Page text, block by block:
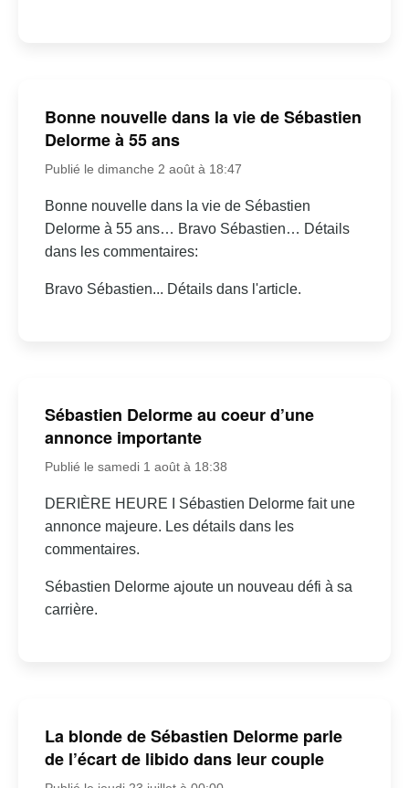
Bonne nouvelle dans la vie de Sébastien
Delorme à 55 ans
Publié le dimanche 2 août à 18:47
Bonne nouvelle dans la vie de Sébastien
Delorme à 55 ans… Bravo Sébastien… Détails
dans les commentaires:
Bravo Sébastien... Détails dans l'article.
Sébastien Delorme au coeur d’une
annonce importante
Publié le samedi 1 août à 18:38
DERIÈRE HEURE I Sébastien Delorme fait une
annonce majeure. Les détails dans les
commentaires.
Sébastien Delorme ajoute un nouveau défi à sa
carrière.
La blonde de Sébastien Delorme parle
de l’écart de libido dans leur couple